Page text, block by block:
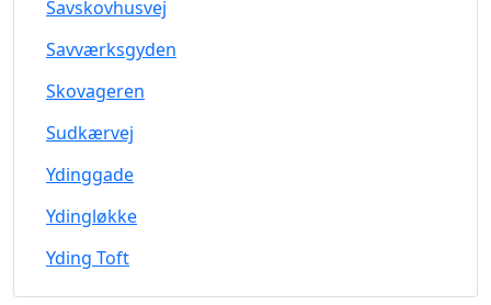
Savskovhusvej
Savværksgyden
Skovageren
Sudkærvej
Ydinggade
Ydingløkke
Yding Toft